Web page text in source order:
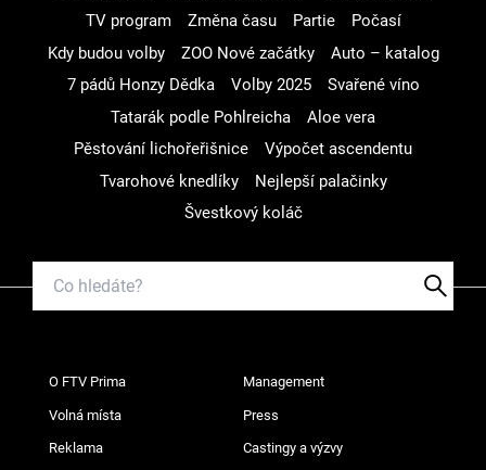
TV program
Změna času Partie
Počasí
Kdy budou volby
ZOO Nové začátky
Auto – katalog
7 pádů Honzy Dědka
Volby 2025
Svařené víno
Tatarák podle Pohlreicha
Aloe vera
Pěstování lichořeřišnice
Výpočet ascendentu
Tvarohové knedlíky
Nejlepší palačinky
Švestkový koláč
O FTV Prima Management
Volná místa Press
Reklama Castingy a výzvy